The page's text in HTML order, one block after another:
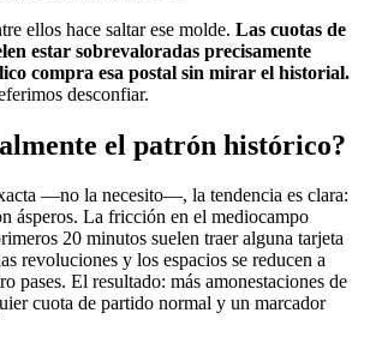
ellos hace saltar ese molde. Las cuotas de
estar sobrevaloradas precisamente
compra esa postal sin mirar el historial.
desconfiar.
el patrón histórico?
—no la necesito—, la tendencia es clara:
ásperos. La fricción en el mediocampo
20 minutos suelen traer alguna tarjeta
revoluciones y los espacios se reducen a
pases. El resultado: más amonestaciones de
cuota de partido normal y un marcador